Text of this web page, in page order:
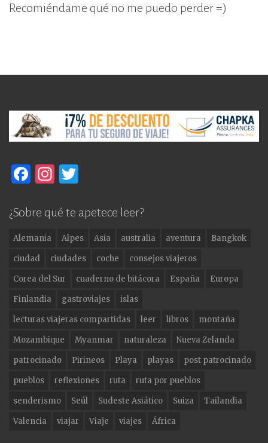
Recomiéndame qué no me puedo perder =)
F
c
e
b
o
o
k
In
a
g
ra
m
it
te
r
¿Sobre qué te apetece leer?
Alemania Alpes Asia australia aventura
Bangkok
ciudad
ciudades coche
consejos viajeros
Corea del Sur
cuaderno de bitácora España
Europa
Finlandia
gastroviajes
islas
lecturas viajeras compartidas
leer libros
montaña
Mozambique
Myanmar naturaleza
Nueva Zelanda
patrocinado
Pirineos Playa playas
post patrocinado
pueblos
reflexiones ruta
ruta por pueblos
senderismo
Seúl Sudeste Asiático Suiza
Tailandia
Valencia
viajar Viaje viajes África